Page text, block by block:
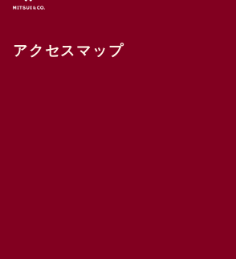
アクセスマップ